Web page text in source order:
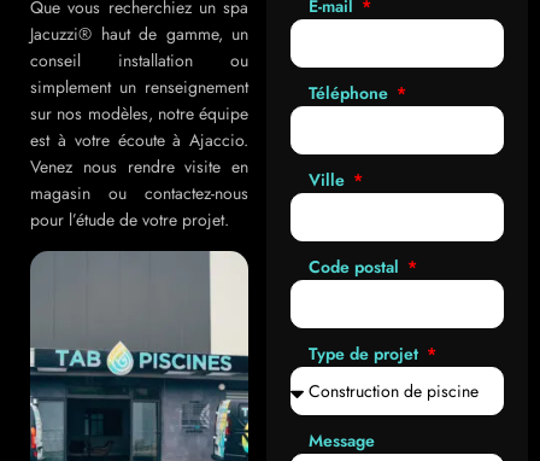
E-mail
Téléphone
Ville
Code postal
Type de projet
Message
Que vous recherchiez un spa
Jacuzzi® haut de gamme, un
conseil installation ou
simplement un renseignement
sur nos modèles, notre équipe
est à votre écoute à Ajaccio.
Venez nous rendre visite en
magasin ou contactez-nous
pour l’étude de votre projet.